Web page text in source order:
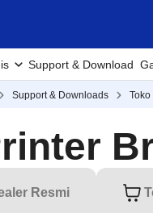
Support & Download
Support & Downloads
Resmi